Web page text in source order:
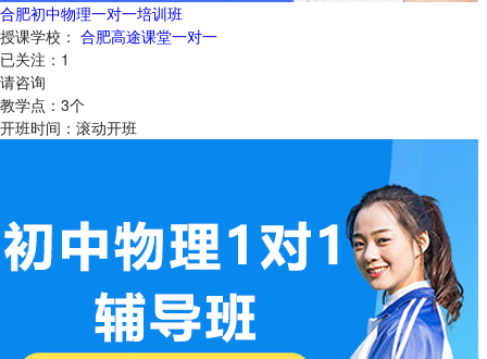
合肥初中物理一对一培训班
授课学校： 合肥高途课堂一对一
已关注： 1
请咨询
教学点： 3个
开班时间： 滚动开班